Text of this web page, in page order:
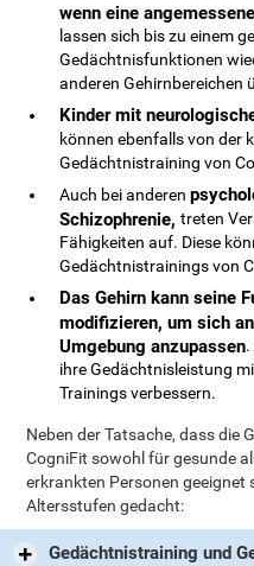
wenn eine
lassen sich bis zu einem
Gedächtnisfunktionen
anderen Gehirnbereichen
Kinder mit
können ebenfalls von der
Gedächtnistraining von
Auch bei anderen
Schizophrenie,treten
Fähigkeiten auf. Diese
Gedächtnistrainings von
Das Gehirn kann seine
modifizieren, um sich
Umgebung anzupassen
ihre Gedächtnisleistung
Trainings verbessern.
Neben der Tatsache, dass die
CogniFit sowohl für gesunde
erkrankten Personen geeignet
Altersstufen gedacht:
Gedächtnistraining und